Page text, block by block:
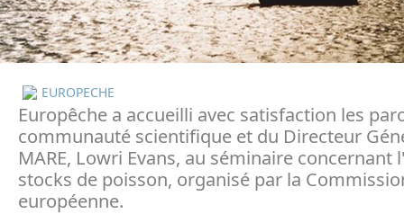
EUROPECHE
Europêche a accueilli avec satisfaction les
communauté scientifique et du Directeur
MARE, Lowri Evans, au séminaire concernant
stocks de poisson, organisé par la
européenne.